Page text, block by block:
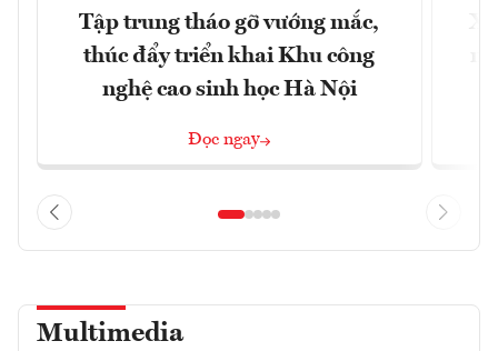
Tập trung tháo gỡ vướng mắc,
thúc đẩy triển khai Khu công
nghệ cao sinh học Hà Nội
Đọc ngay
Multimedia